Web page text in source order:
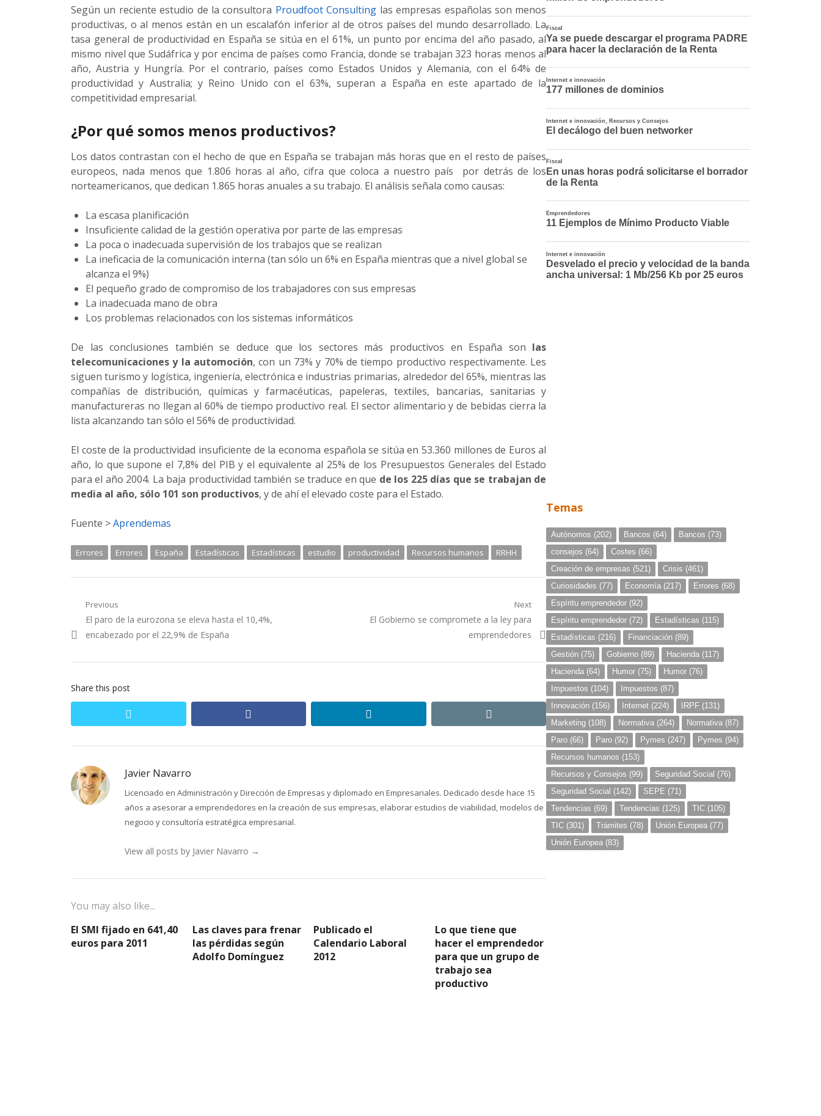
Según un reciente estudio de la consultora Proudfoot Consulting las empresas españolas son menos
productivas, o al menos están en un escalafón inferior al de otros países del mundo desarrollado. La
tasa general de productividad en España se sitúa en el 61%, un punto por encima del año pasado, al
mismo nivel que Sudáfrica y por encima de países como Francia, donde se trabajan 323 horas menos al
año, Austria y Hungría. Por el contrario, países como Estados Unidos y Alemania, con el 64% de
productividad y Australia; y Reino Unido con el 63%, superan a España en este apartado de la
competitividad empresarial.
¿Por qué somos menos productivos?
Los datos contrastan con el hecho de que en España se trabajan más horas que en el resto de países
europeos, nada menos que 1.806 horas al año, cifra que coloca a nuestro país por detrás de los
norteamericanos, que dedican 1.865 horas anuales a su trabajo. El análisis señala como causas:
La escasa planificación
Insuficiente calidad de la gestión operativa por parte de las empresas
La poca o inadecuada supervisión de los trabajos que se realizan
La ineficacia de la comunicación interna (tan sólo un 6% en España mientras que a nivel global se
alcanza el 9%)
El pequeño grado de compromiso de los trabajadores con sus empresas
La inadecuada mano de obra
Los problemas relacionados con los sistemas informáticos
De las conclusiones también se deduce que los sectores más productivos en España son las
telecomunicaciones y la automoción, con un 73% y 70% de tiempo productivo respectivamente. Les
siguen turismo y logística, ingeniería, electrónica e industrias primarias, alrededor del 65%, mientras las
compañías de distribución, químicas y farmacéuticas, papeleras, textiles, bancarias, sanitarias y
manufactureras no llegan al 60% de tiempo productivo real. El sector alimentario y de bebidas cierra la
lista alcanzando tan sólo el 56% de productividad.
El coste de la productividad insuficiente de la economa española se sitúa en 53.360 millones de Euros al
año, lo que supone el 7,8% del PIB y el equivalente al 25% de los Presupuestos Generales del Estado
para el año 2004. La baja productividad también se traduce en que de los 225 días que se trabajan de
media al año, sólo 101 son productivos, y de ahí el elevado coste para el Estado.
Fuente >Aprendemas
Errores Errores España Estadísticas Estadísticas estudio productividad Recursos humanos RRHH
Navegación
de
Previous
Previous
post:
El paro de la eurozona se eleva hasta el 10,4%,
encabezado por el 22,9% de España
Next
Next
El Gobierno se compromete a la ley para
emprendedores
Share this post
linkedin
Javier Navarro
Licenciado en Administración y Dirección de Empresas y diplomado en Empresariales. Dedicado desde hace 15
años a asesorar a emprendedores en la creación de sus empresas, elaborar estudios de viabilidad, modelos de
negocio y consultoría estratégica empresarial.
View all posts by Javier Navarro →
You may also like...
El SMI fijado en 641,40
euros para 2011
Las claves para frenar
las pérdidas según
Adolfo Domínguez
Publicado el
Calendario Laboral
2012
Lo que tiene que
hacer el emprendedor
para que un grupo de
trabajo sea
productivo
Temas
Autónomos (202) Bancos (64) Bancos (73)
consejos (64) Costes (66)
Creación de empresas (521) Crisis (461)
Curiosidades (77) Economía (217) Errores (68)
Espíritu emprendedor (92)
Espíritu emprendedor (72) Estadísticas (115)
Estadísticas (216) Financiación (89)
Gestión (75) Gobierno (89) Hacienda (117)
Hacienda (64) Humor (75) Humor (76)
Impuestos (104) Impuestos (87)
Innovación (156) Internet (224) IRPF (131)
Marketing (108) Normativa (264) Normativa (87)
Paro (66) Paro (92) Pymes (247) Pymes (94)
Recursos humanos (153)
Recursos y Consejos (99) Seguridad Social (76)
Seguridad Social (142) SEPE (71)
Tendencias (69) Tendencias (125) TIC (105)
TIC (301) Trámites (78) Unión Europea (77)
Unión Europea (83)